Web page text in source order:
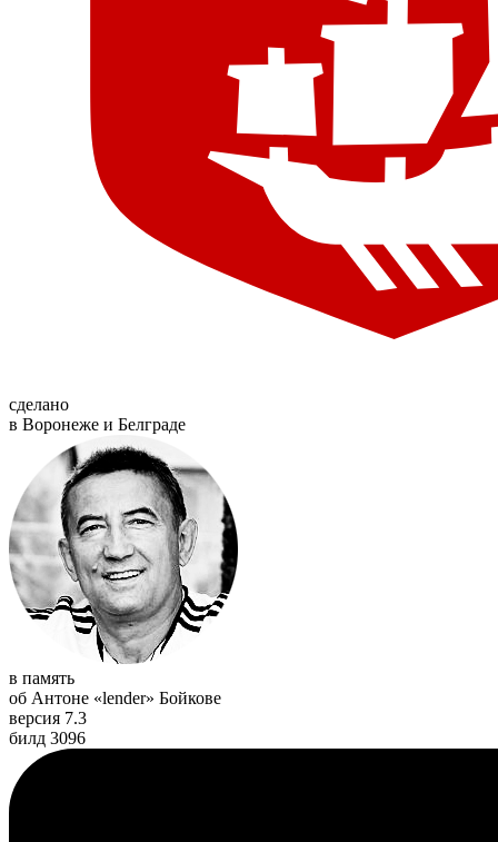
сделано
в Воронеже и Белграде
в память
об Антоне «lender» Бойкове
версия 7.3
билд 3096